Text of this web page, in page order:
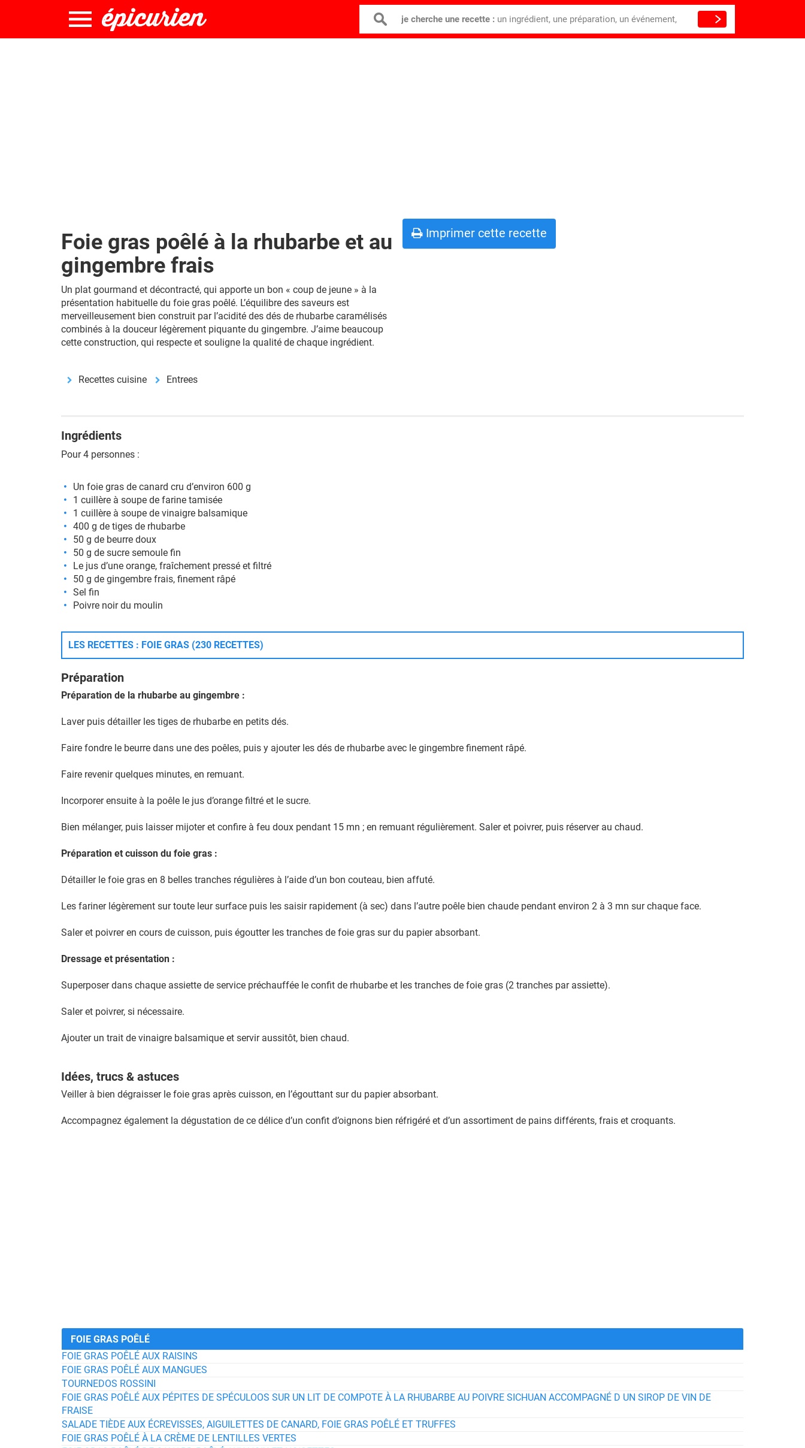
je cherche une recette : un ingrédient, une préparation, un événement,
Foie gras poêlé à la rhubarbe et au
gingembre frais
Un plat gourmand et décontracté, qui apporte un bon « coup de jeune » à la
présentation habituelle du foie gras poêlé. L’équilibre des saveurs est
merveilleusement bien construit par l’acidité des dés de rhubarbe caramélisés
combinés à la douceur légèrement piquante du gingembre. J’aime beaucoup
cette construction, qui respecte et souligne la qualité de chaque ingrédient.
Recettes cuisine Entrees
Imprimer cette recette
Ingrédients
Pour 4 personnes :
Un foie gras de canard cru d’environ 600 g
1 cuillère à soupe de farine tamisée
1 cuillère à soupe de vinaigre balsamique
400 g de tiges de rhubarbe
50 g de beurre doux
50 g de sucre semoule fin
Le jus d’une orange, fraîchement pressé et filtré
50 g de gingembre frais, finement râpé
Sel fin
Poivre noir du moulin
LES RECETTES : FOIE GRAS (230 RECETTES)
Préparation
Préparation de la rhubarbe au gingembre :
Laver puis détailler les tiges de rhubarbe en petits dés.
Faire fondre le beurre dans une des poêles, puis y ajouter les dés de rhubarbe avec le gingembre finement râpé.
Faire revenir quelques minutes, en remuant.
Incorporer ensuite à la poêle le jus d’orange filtré et le sucre.
Bien mélanger, puis laisser mijoter et confire à feu doux pendant 15 mn ; en remuant régulièrement. Saler et poivrer, puis réserver au chaud.
Préparation et cuisson du foie gras :
Détailler le foie gras en 8 belles tranches régulières à l’aide d’un bon couteau, bien affuté.
Les fariner légèrement sur toute leur surface puis les saisir rapidement (à sec) dans l’autre poêle bien chaude pendant environ 2 à 3 mn sur chaque face.
Saler et poivrer en cours de cuisson, puis égoutter les tranches de foie gras sur du papier absorbant.
Dressage et présentation :
Superposer dans chaque assiette de service préchauffée le confit de rhubarbe et les tranches de foie gras (2 tranches par assiette).
Saler et poivrer, si nécessaire.
Ajouter un trait de vinaigre balsamique et servir aussitôt, bien chaud.
Idées, trucs & astuces
Veiller à bien dégraisser le foie gras après cuisson, en l’égouttant sur du papier absorbant.
Accompagnez également la dégustation de ce délice d’un confit d’oignons bien réfrigéré et d’un assortiment de pains différents, frais et croquants.
FOIE GRAS POÊLÉ
FOIE GRAS POÊLÉ AUX RAISINS
FOIE GRAS POÊLÉ AUX MANGUES
TOURNEDOS ROSSINI
FOIE GRAS POÊLÉ AUX PÉPITES DE SPÉCULOOS SUR UN LIT DE COMPOTE À LA RHUBARBE AU POIVRE SICHUAN ACCOMPAGNÉ D UN SIROP DE VIN DE
FRAISE
SALADE TIÈDE AUX ÉCREVISSES, AIGUILETTES DE CANARD, FOIE GRAS POÊLÉ ET TRUFFES
FOIE GRAS POÊLÉ À LA CRÈME DE LENTILLES VERTES